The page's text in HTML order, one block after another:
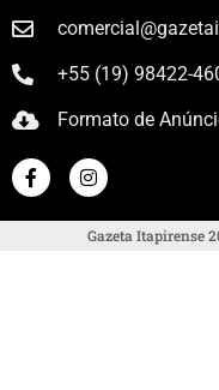
+55 (19) 98422-
Formato de
Gazeta Itapirense